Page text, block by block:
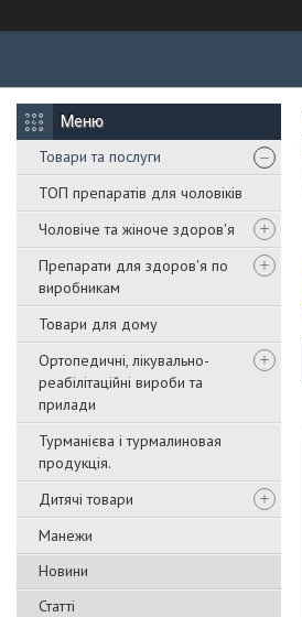
Товари та послуги
ТОП препаратів для чоловіків
Чоловіче та жіноче здоров'я
Препарати для здоров'я по
виробникам
Товари для дому
Ортопедичні, лікувально-
реабілітаційні вироби та
прилади
Турманієва і турмалиновая
продукція.
Дитячі товари
Манежи
Новини
Статті